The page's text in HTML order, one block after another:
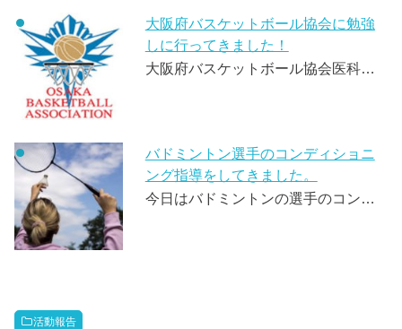
大阪府バスケットボール協会に勉強
しに行ってきました！
大阪府バスケットボール協会医科…
バドミントン選手のコンディショニ
ング指導をしてきました。
今日はバドミントンの選手のコン…
活動報告